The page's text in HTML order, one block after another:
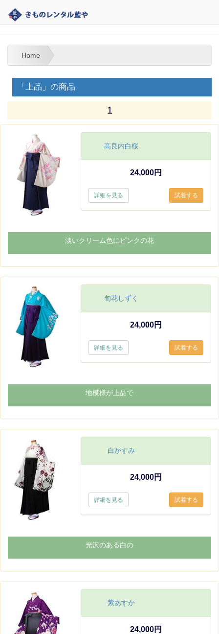
大分 | きものレンタル藍や | 教師・教員・先生の袴レンタル
Home
「上品」の商品
1
高良内白桜
24,000円
詳細を見る
淡いクリーム色にピンクの花
旬花しずく
24,000円
詳細を見る
地模様が上品で
白かすみ
24,000円
詳細を見る
光沢のある白の
紫あすか
24,000円